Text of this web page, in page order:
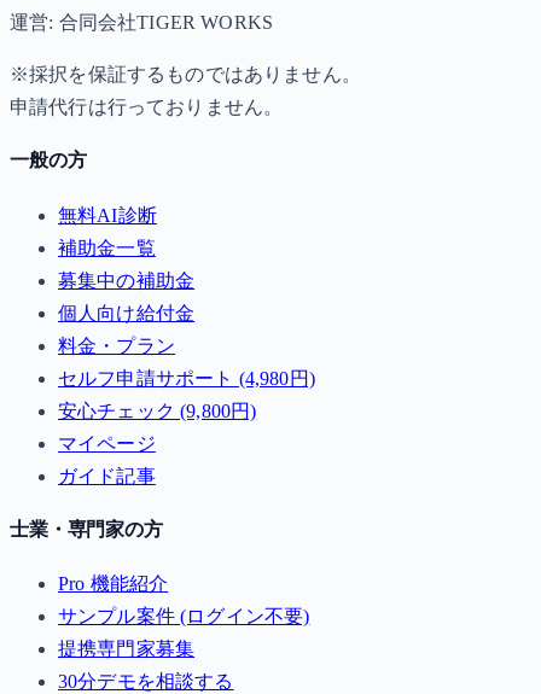
運営: 合同会社TIGER WORKS
※採択を保証するものではありません。
申請代行は行っておりません。
一般の方
無料AI診断
補助金一覧
募集中の補助金
個人向け給付金
料金・プラン
セルフ申請サポート (4,980円)
安心チェック (9,800円)
マイページ
ガイド記事
士業・専門家の方
Pro 機能紹介
サンプル案件 (ログイン不要)
提携専門家募集
30分デモを相談する